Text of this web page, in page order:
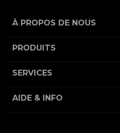
À PROPOS DE NOUS
PRODUITS
SERVICES
AIDE & INFO